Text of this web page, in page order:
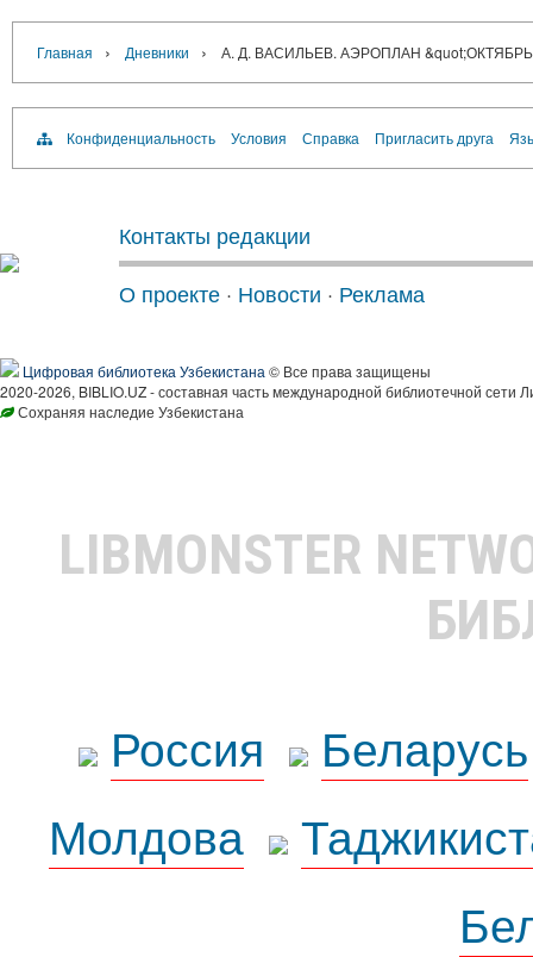
Главная › Дневники › А. Д. ВАСИЛЬЕВ. АЭРОПЛАН
Конфиденциальность Условия Справка Пригласить друга
Контакты редакции
О проекте · Новости · Реклама
Цифровая библиотека Узбекистана © Все права защищены
2020-2026, BIBLIO.UZ - составная часть международной библиотечной сети
Сохраняя наследие Узбекистана
LIBMONSTER
Россия
Беларусь
Молдова